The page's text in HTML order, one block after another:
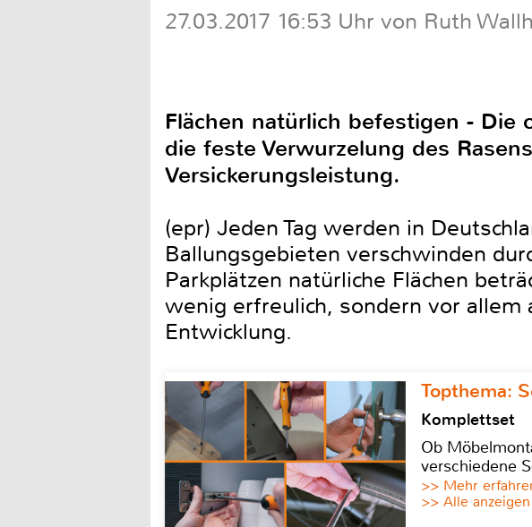
27.03.2017 16:53 Uhr von Ruth
Flächen natürlich befestigen -
die feste Verwurzelung des
Versickerungsleistung.
(epr) Jeden Tag werden in
Ballungsgebieten verschwinden
Parkplätzen natürliche Flächen
wenig erfreulich, sondern vor allem
Entwicklung.
Topthema:
Komplettset
Ob
verschiedene
>> Mehr
>> Alle anzeigen